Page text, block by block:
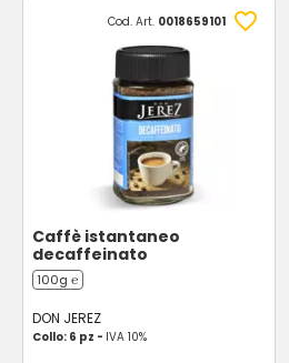
Cod. Art. 0018659101
Caffè istantaneo
decaffeinato
100g ℮
DON JEREZ
Collo: 6 pz - IVA 10%